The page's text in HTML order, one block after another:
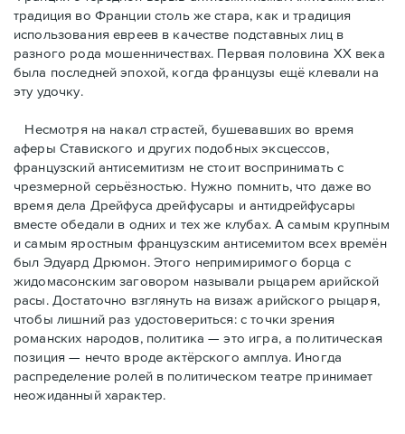
традиция во Франции столь же стара, как и традиция
использования евреев в качестве подставных лиц в
разного рода мошенничествах. Первая половина ХХ века
была последней эпохой, когда французы ещё клевали на
эту удочку.
Несмотря на накал страстей, бушевавших во время
аферы Ставиского и других подобных эксцессов,
французский антисемитизм не стоит воспринимать с
чрезмерной серьёзностью. Нужно помнить, что даже во
время дела Дрейфуса дрейфусары и антидрейфусары
вместе обедали в одних и тех же клубах. А самым крупным
и самым яростным французским антисемитом всех времён
был Эдуард Дрюмон. Этого непримиримого борца с
жидомасонским заговором называли рыцарем арийской
расы. Достаточно взглянуть на визаж арийского рыцаря,
чтобы лишний раз удостовериться: с точки зрения
романских народов, политика — это игра, а политическая
позиция — нечто вроде актёрского амплуа. Иногда
распределение ролей в политическом театре принимает
неожиданный характер.